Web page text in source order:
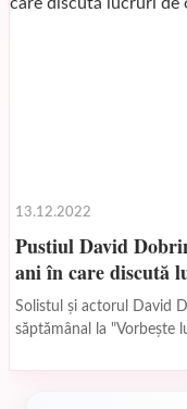
13.12.2022
Pustiul David
ani în care discută
Solistul și actorul David
săptămânal la "Vorbește